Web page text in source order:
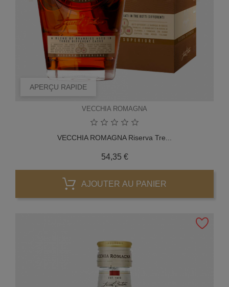
APERÇU RAPIDE
VECCHIA ROMAGNA
VECCHIA ROMAGNA Riserva Tre...
54,35 €Prix
AJOUTER AU PANIER